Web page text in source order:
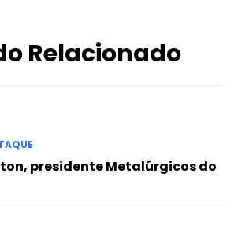
Relacionado
presidente Metalúrgicos do